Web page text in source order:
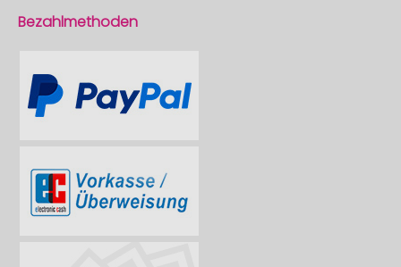
Bezahlmethoden